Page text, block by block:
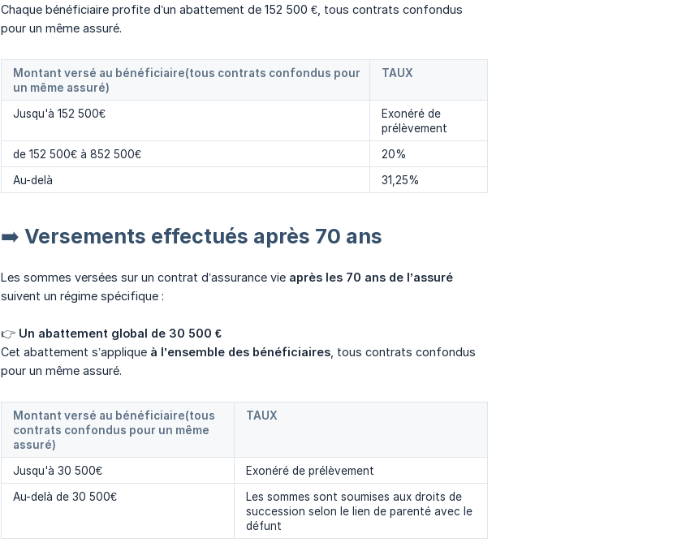
Chaque bénéficiaire profite d’un abattement de 152 500 €, tous contrats confondus
pour un même assuré.
Montant versé au bénéficiaire(tous contrats confondus pour
un même assuré)
TAUX
Jusqu'à 152 500€
Exonéré de
prélèvement
de 152 500€ à 852 500€
20%
Au-delà
31,25%
➡️ Versements effectués après 70 ans
Les sommes versées sur un contrat d’assurance vie après les 70 ans de l’assuré
suivent un régime spécifique :
👉 Un abattement global de 30 500 €
Cet abattement s’applique à l’ensemble des bénéficiaires, tous contrats confondus
pour un même assuré.
Montant versé au bénéficiaire(tous
contrats confondus pour un même
assuré)
TAUX
Jusqu'à 30 500€
Exonéré de prélèvement
Au-delà de 30 500€
Les sommes sont soumises aux droits de
succession selon le lien de parenté avec le
défunt